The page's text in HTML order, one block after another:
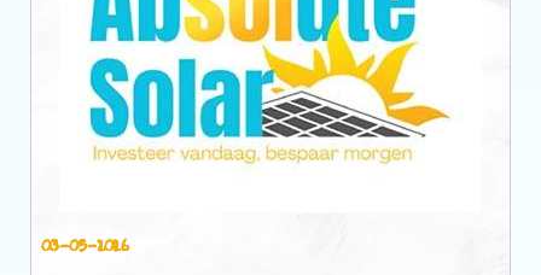
03-05-2026